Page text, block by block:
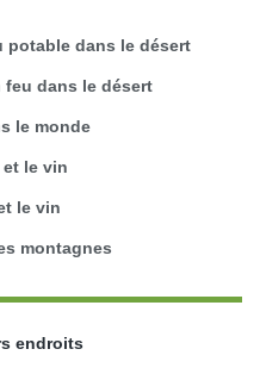
potable dans le désert
feu dans le désert
le monde
et le vin
le vin
montagnes
endroits